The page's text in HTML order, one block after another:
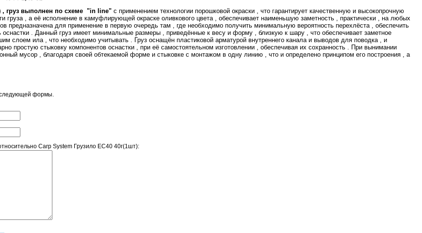
, груз выполнен по схеме "in line" с применением технологии порошковой окраски , что гарантирует качественную и высокопрочную
груза , а её исполнение в камуфлирующей окраске оливкового цвета , обеспечивает наименьшую заметность , практически , на любых
предназначена для применение в первую очередь там , где необходимо получить минимальную вероятность перехлёста , обеспечить
. Данный груз имеет минимальные размеры , приведённые к весу и форму , близкую к шару , что обеспечивает заметное
слоем ила , что необходимо учитывать . Груз оснащён пластиковой арматурой внутреннего канала и выводов для поводка , и
простую стыковку компонентов оснастки , при её самостоятельном изготовлении , обеспечивая их сохранность . При вынимании
мусор , благодаря своей обтекаемой форме и стыковке с монтажом в одну линию , что и определено принципом его построения , а
формы.
Carp System Грузило EC40 40г(1шт):